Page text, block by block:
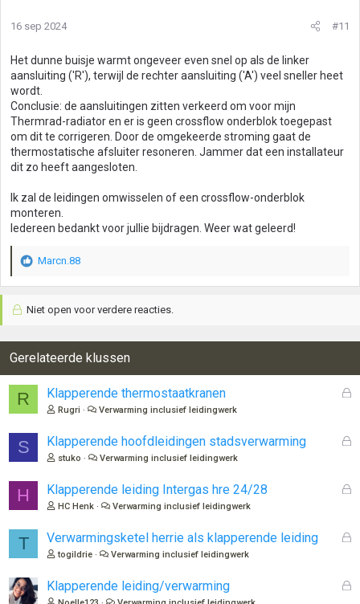
16 sep 2024 #11
Het dunne buisje warmt ongeveer even snel op als de linker
aansluiting ('R'), terwijl de rechter aansluiting ('A') veel sneller heet
wordt.
Conclusie: de aansluitingen zitten verkeerd om voor mijn
Thermrad-radiator en er is geen crossflow onderblok toegepast
om dit te corrigeren. Door de omgekeerde stroming gaat de
thermostatische afsluiter resoneren. Jammer dat een installateur
dit zo heeft aangesloten.
Ik zal de leidingen omwisselen of een crossflow-onderblok
monteren.
Iedereen bedankt voor jullie bijdragen. Weer wat geleerd!
W
r
e
r
n
g
e
:
Marcn.88
Niet open voor verdere reacties.
Gerelateerde klussen
R
G
n
Klapperende thermostaatkranen
Rugri Verwarming inclusief leidingwerk
S
G
n
Klapperende hoofdleidingen stadsverwarming
stuko Verwarming inclusief leidingwerk
H
G
n
Klapperende leiding Intergas hre 24/28
HC Henk Verwarming inclusief leidingwerk
T
G
Verwarmingsketel herrie als klapperende leiding
togildrie Verwarming inclusief leidingwerk
G
Klapperende leiding/verwarming